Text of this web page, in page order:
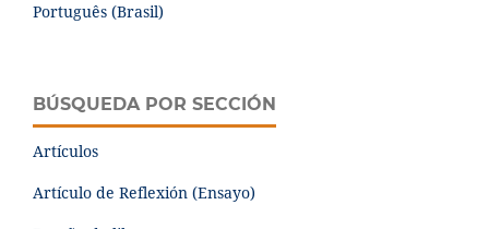
Português (Brasil)
BÚSQUEDA POR SECCIÓN
Artículos
Artículo de Reflexión (Ensayo)